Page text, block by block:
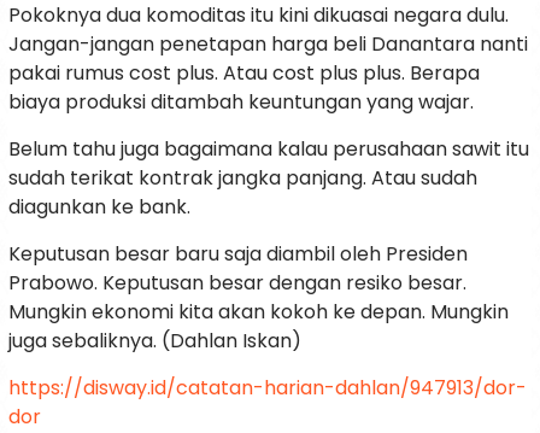
Pokoknya dua komoditas itu kini dikuasai negara dulu.
Jangan-jangan penetapan harga beli Danantara nanti
pakai rumus cost plus. Atau cost plus plus. Berapa
biaya produksi ditambah keuntungan yang wajar.
Belum tahu juga bagaimana kalau perusahaan sawit itu
sudah terikat kontrak jangka panjang. Atau sudah
diagunkan ke bank.
Keputusan besar baru saja diambil oleh Presiden
Prabowo. Keputusan besar dengan resiko besar.
Mungkin ekonomi kita akan kokoh ke depan. Mungkin
juga sebaliknya. (Dahlan Iskan)
https://disway.id/catatan-harian-dahlan/947913/dor-
dor